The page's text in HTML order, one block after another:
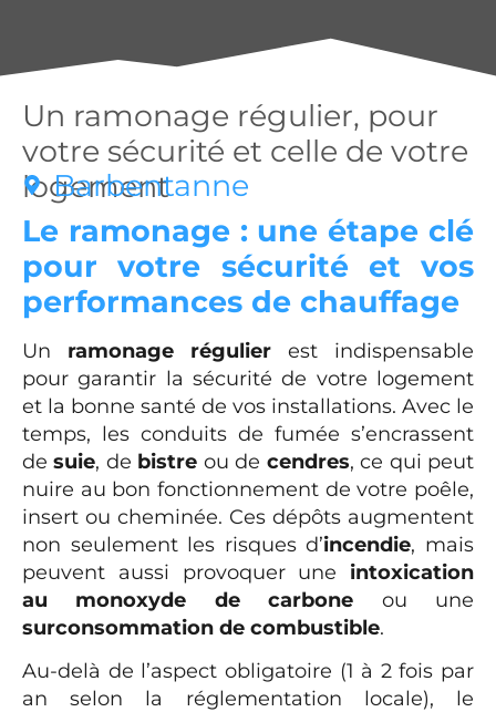
Un ramonage régulier, pour
votre sécurité et celle de votre
logement
Barbentanne
Le ramonage : une étape clé
pour votre sécurité et vos
performances de chauffage
Un ramonage régulier est indispensable
pour garantir la sécurité de votre logement
et la bonne santé de vos installations. Avec le
temps, les conduits de fumée s’encrassent
desuie, de bistre ou de cendres, ce qui peut
nuire au bon fonctionnement de votre poêle,
insert ou cheminée. Ces dépôts augmentent
non seulement les risques d’incendie, mais
peuvent aussi provoquer une intoxication
au monoxyde de carbone ou une
surconsommation de combustible.
Au-delà de l’aspect obligatoire (1 à 2 fois par
an selon la réglementation locale), le